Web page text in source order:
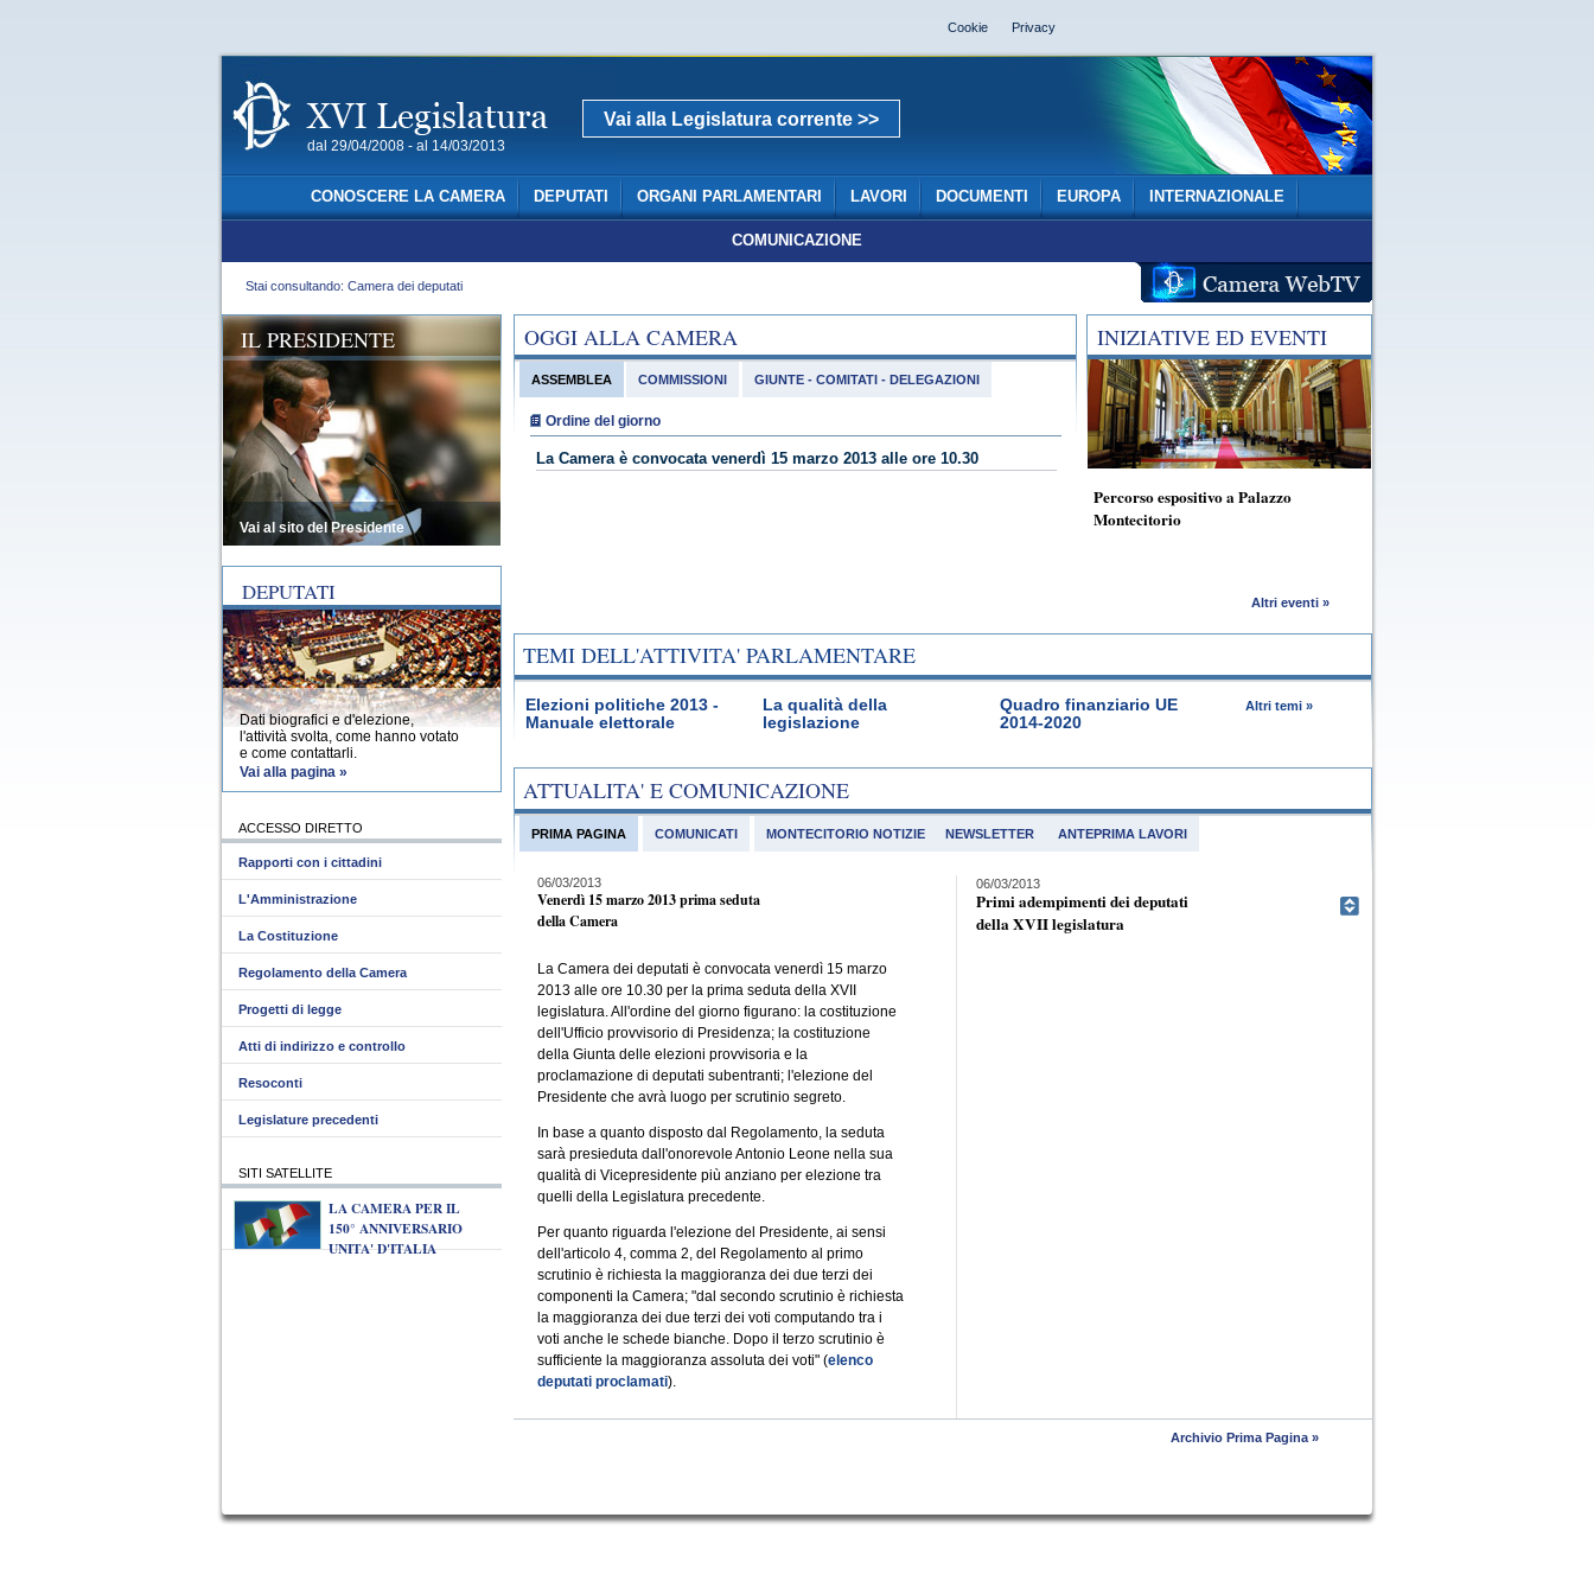
Cookie Privacy
dal 29/04/2008 - al 14/03/2013
Vai alla Legislatura corrente >>
CONOSCERE LA CAMERA DEPUTATI ORGANI PARLAMENTARI LAVORI DOCUMENTI EUROPA INTERNAZIONALE
COMUNICAZIONE
Stai consultando: Camera dei deputati
OGGI ALLA CAMERA
ASSEMBLEA
Ordine del giorno
La Camera è convocata venerdì 15 marzo 2013 alle ore 10.30
COMMISSIONI GIUNTE - COMITATI - DELEGAZIONI
INIZIATIVE ED EVENTI
Percorso espositivo a Palazzo
Montecitorio
Altri eventi »
TEMI DELL'ATTIVITA' PARLAMENTARE
Elezioni politiche 2013 -
Manuale elettorale
La qualità della
legislazione
Quadro finanziario UE
2014-2020
Altri temi »
ATTUALITA' E COMUNICAZIONE
PRIMA PAGINA
06/03/2013
Venerdì 15 marzo 2013 prima seduta
della Camera
La Camera dei deputati è convocata venerdì 15 marzo
2013 alle ore 10.30 per la prima seduta della XVII
legislatura. All'ordine del giorno figurano: la costituzione
dell'Ufficio provvisorio di Presidenza; la costituzione
della Giunta delle elezioni provvisoria e la
proclamazione di deputati subentranti; l'elezione del
Presidente che avrà luogo per scrutinio segreto.
In base a quanto disposto dal Regolamento, la seduta
sarà presieduta dall'onorevole Antonio Leone nella sua
qualità di Vicepresidente più anziano per elezione tra
quelli della Legislatura precedente.
Per quanto riguarda l'elezione del Presidente, ai sensi
dell'articolo 4, comma 2, del Regolamento al primo
scrutinio è richiesta la maggioranza dei due terzi dei
componenti la Camera; "dal secondo scrutinio è richiesta
la maggioranza dei due terzi dei voti computando tra i
voti anche le schede bianche. Dopo il terzo scrutinio è
sufficiente la maggioranza assoluta dei voti" (elenco
deputati proclamati).
06/03/2013
Primi adempimenti dei deputati
della XVII legislatura
Archivio Prima Pagina »
COMUNICATI MONTECITORIO NOTIZIE ANTEPRIMA LAVORI
NEWSLETTER
IL PRESIDENTE
Vai al sito del Presidente
DEPUTATI
Dati biografici e d'elezione,
l'attività svolta, come hanno votato
e come contattarli.
Vai alla pagina »
ACCESSO DIRETTO
Rapporti con i cittadini
L'Amministrazione
La Costituzione
Regolamento della Camera
Progetti di legge
Atti di indirizzo e controllo
Resoconti
Legislature precedenti
SITI SATELLITE
LA CAMERA PER IL
150° ANNIVERSARIO
UNITA' D'ITALIA